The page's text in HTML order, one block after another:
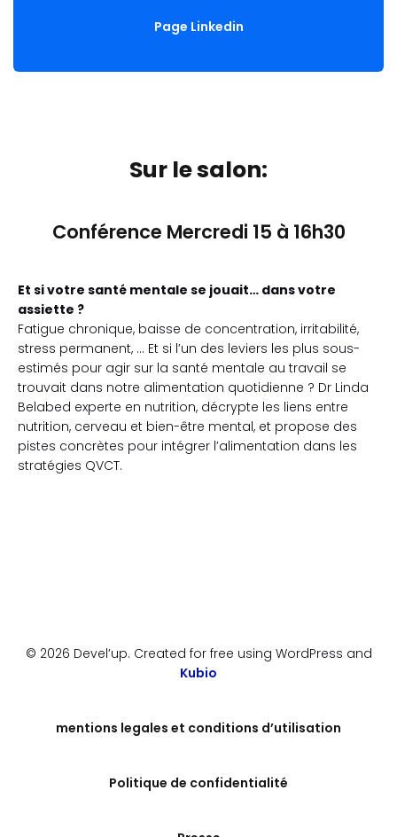
Page Linkedin
Sur le salon:
Conférence Mercredi 15 à 16h30
Et si votre santé mentale se jouait… dans votre
assiette ?
Fatigue chronique, baisse de concentration, irritabilité,
stress permanent, … Et si l’un des leviers les plus sous-
estimés pour agir sur la santé mentale au travail se
trouvait dans notre alimentation quotidienne ? Dr Linda
Belabed experte en nutrition, décrypte les liens entre
nutrition, cerveau et bien-être mental, et propose des
pistes concrètes pour intégrer l’alimentation dans les
stratégies QVCT.
© 2026 Devel’up. Created for free using WordPress and
Kubio
mentions legales et conditions d’utilisation
Politique de confidentialité